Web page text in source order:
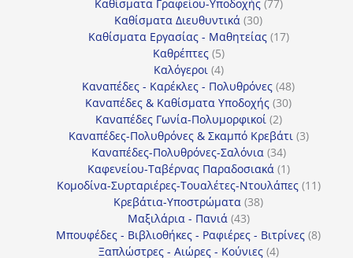
Καθίσματα Γραφείου-Υποδοχής 77
Καθίσματα Διευθυντικά 3030
προϊόντα
Καθίσματα Εργασίας - Μαθητείας 1717
Καθρέπτες 55
προϊόντα
Καλόγεροι 44
προϊόντα
Καναπέδες - Καρέκλες - Πολυθρόνες 4848
προϊόντα
Καναπέδες & Καθίσματα Υποδοχής 3030
Καναπέδες Γωνία-Πολυμορφικοί 22
προϊόντα
Καναπέδες-Πολυθρόνες & Σκαμπό Κρεβάτι 33
Καναπέδες-Πολυθρόνες-Σαλόνια 3434
προϊόντα
Καφενείου-Ταβέρνας Παραδοσιακά 11
προϊόν
Κομοδίνα-Συρταριέρες-Τουαλέτες-Ντουλάπες 1111
Κρεβάτια-Υποστρώματα 3838
Μαξιλάρια - Πανιά 4343
προϊόντα
Μπουφέδες - Βιβλιοθήκες - Ραφιέρες - Βιτρίνες 88
Ξαπλώστρες - Αιώρες - Κούνιες 44